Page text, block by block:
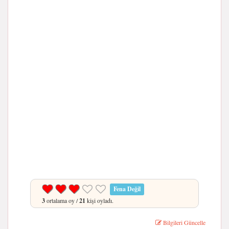
Fena Değil
3ortalama oy /21 kişi oyladı.
Bilgileri Güncelle